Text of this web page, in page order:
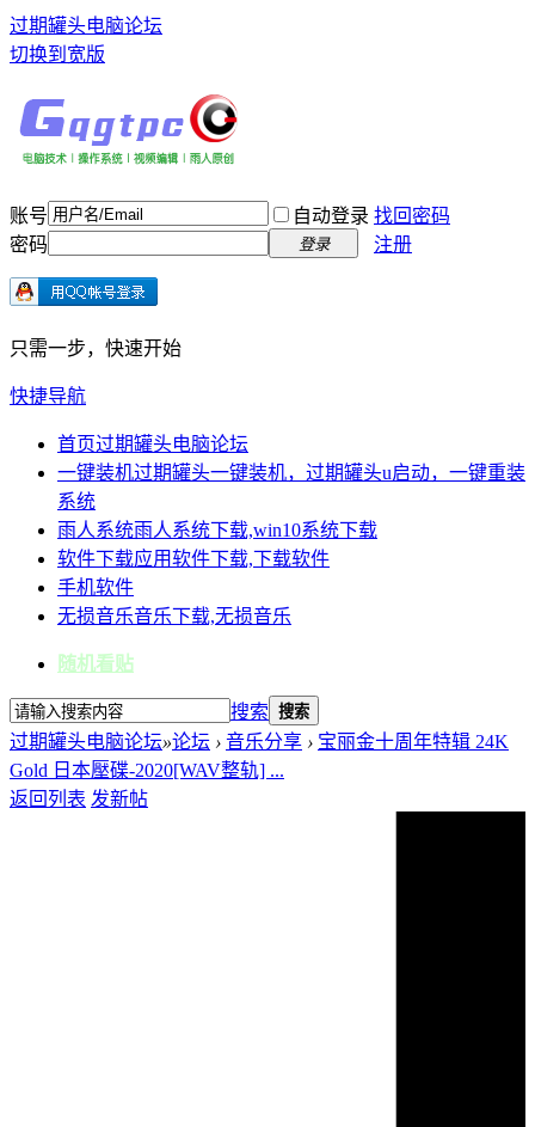
过期罐头电脑论坛
切换到宽版
账号 自动登录 找回密码
密码
登录 注册
只需一步，快速开始
快捷导航
首页过期罐头电脑论坛
一键装机过期罐头一键装机，过期罐头u启动，一键重装
系统
雨人系统雨人系统下载,win10系统下载
软件下载应用软件下载,下载软件
手机软件
无损音乐音乐下载,无损音乐
随机看贴
搜索 搜索
过期罐头电脑论坛»论坛 › 音乐分享 › 宝丽金十周年特辑 24K
Gold 日本壓碟-2020[WAV整轨] ...
返回列表 发新帖